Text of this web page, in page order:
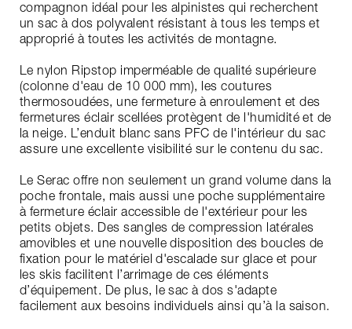
compagnon idéal pour les alpinistes qui recherchent
un sac à dos polyvalent résistant à tous les temps et
approprié à toutes les activités de montagne.
Le nylon Ripstop imperméable de qualité supérieure
(colonne d'eau de 10 000 mm), les coutures
thermosoudées, une fermeture à enroulement et des
fermetures éclair scellées protègent de l'humidité et de
la neige. L’enduit blanc sans PFC de l'intérieur du sac
assure une excellente visibilité sur le contenu du sac.
Le Serac offre non seulement un grand volume dans la
poche frontale, mais aussi une poche supplémentaire
à fermeture éclair accessible de l'extérieur pour les
petits objets. Des sangles de compression latérales
amovibles et une nouvelle disposition des boucles de
fixation pour le matériel d'escalade sur glace et pour
les skis facilitent l’arrimage de ces éléments
d’équipement. De plus, le sac à dos s'adapte
facilement aux besoins individuels ainsi qu’à la saison.